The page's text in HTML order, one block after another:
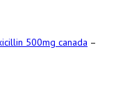
500mg canada –